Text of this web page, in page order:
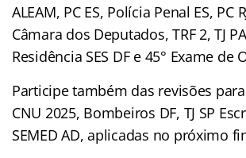
ALEAM, PC ES, Polícia Penal ES, PC
Câmara dos Deputados, TRF 2, TJ
Residência SES DF e 45° Exame de
Participe também das revisões
CNU 2025, Bombeiros DF, TJ SP
SEMED AD, aplicadas no próximo